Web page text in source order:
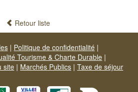
Retour liste
| Politique de confidentialité |
Tourisme & Charte Durable |
site | Marchés Publics | Taxe de séjour